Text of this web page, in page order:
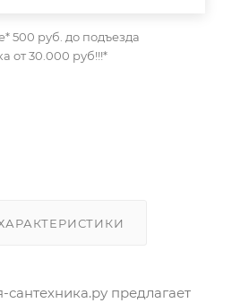
500 руб. до подъезда
от 30.000 руб!!!*
предлагает